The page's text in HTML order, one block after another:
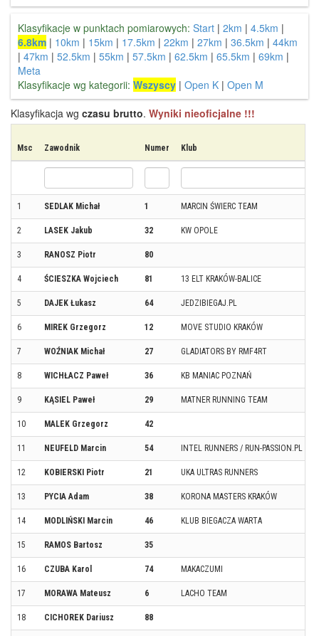
Klasyfikacje w punktach pomiarowych: Start | 2km | 4.5km |
6.8km | 10km | 15km | 17.5km | 22km | 27km | 36.5km | 44km
| 47km | 52.5km | 55km | 57.5km | 62.5km | 65.5km | 69km |
Meta
Klasyfikacje wg kategorii: Wszyscy | Open K | Open M
Klasyfikacja wg czasu brutto. Wyniki nieoficjalne !!!
Msc Zawodnik Numer Klub
1 SEDLAK Michał 1 MARCIN ŚWIERC TEAM
2 LASEK Jakub 32 KW OPOLE
3 RANOSZ Piotr 80
4 ŚCIESZKA Wojciech 81 13 ELT KRAKÓW-BALICE
5 DAJEK Łukasz 64 JEDZIBIEGAJ.PL
6 MIREK Grzegorz 12 MOVE STUDIO KRAKÓW
7 WOŹNIAK Michał 27 GLADIATORS BY RMF4RT
8 WICHŁACZ Paweł 36 KB MANIAC POZNAŃ
9 KĄSIEL Paweł 29 MATNER RUNNING TEAM
10 MALEK Grzegorz 42
11 NEUFELD Marcin 54 INTEL RUNNERS / RUN-PASSION.PL
12 KOBIERSKI Piotr 21 UKA ULTRAS RUNNERS
13 PYCIA Adam 38 KORONA MASTERS KRAKÓW
14 MODLIŃSKI Marcin 46 KLUB BIEGACZA WARTA
15 RAMOS Bartosz 35
16 CZUBA Karol 74 MAKACZUMI
17 MORAWA Mateusz 6 LACHO TEAM
18 CICHOREK Dariusz 88